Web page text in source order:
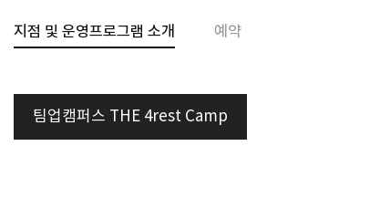
지점 및 운영프로그램 소개 예약
팀업캠퍼스 THE 4rest Camp